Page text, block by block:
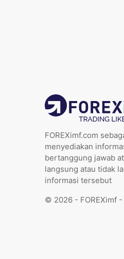
FOREXimf.com
menyediakan
bertanggung jawab
langsung atau tidak
informasi tersebut
© 2026 - FOREXimf